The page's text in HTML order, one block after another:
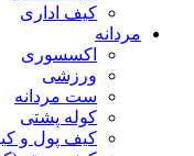
کیف اداری
مردانه
اکسسوری
ورزشی
ست مردانه
کوله پشتی
کیف پول و